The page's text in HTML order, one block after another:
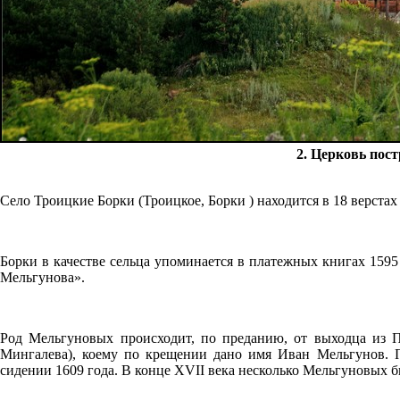
2. Церковь
Село Троицкие Борки (Троицкое, Борки ) находится в 18 верстах
Борки в качестве сельца упоминается в платежных книгах
Мельгунова».
Род Мельгуновых происходит, по преданию, от выходца
Мингалева), коему по крещении дано имя Иван Мельгунов.
сидении 1609 года. В конце XVII века несколько Мельгуновых